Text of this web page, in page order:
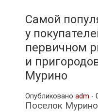
Самой
у
первичном
и
Мурино
Опубликовано adm -
Поселок